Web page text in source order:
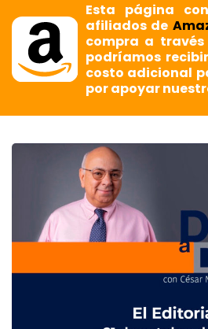
Esta página
afiliados de
compra a través
podríamos
costo adicional
por apoyar